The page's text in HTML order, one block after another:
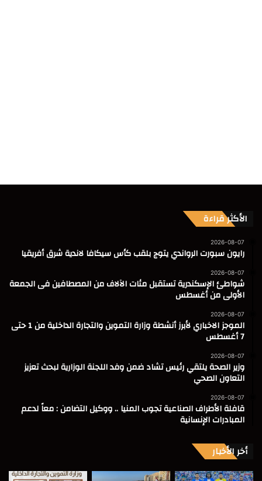
الأكثر قراءة
2026-08-07
رايون سبورت الرواندي يتوج بلقب كأس سيكافا لاندية شرق أفريقيا
2026-08-07
شواطئ الإسكندرية تستقبل مئات الآلاف من المصطافين فى الجمعة
الأولى من أغسطس
2026-08-07
الموجز الاخباري لأبرز أنشطة وزارة التموين والتجارة الداخلية من 1 حتى
7 أغسطس
2026-08-07
وزير الصحة يلتقي رئيس تشاد ضمن وفد اللجنة الوزارية لبحث تعزيز
التعاون الصحي
2026-08-07
قافلة الأطراف الصناعية تجوب المنيا .. ووكيل التضامن : معاً لدعم
المبادرات الإنسانية
أخر الأخبار